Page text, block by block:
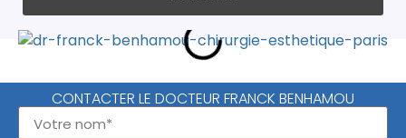
CONTACTER LE DOCTEUR FRANCK BENHAMOU